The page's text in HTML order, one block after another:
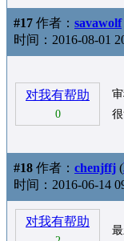
#17 作者： savawolf
时间：2016-08-01
对我有帮助
0
#18 作者： chenjffj (
时间：2016-06-14
对我有帮助